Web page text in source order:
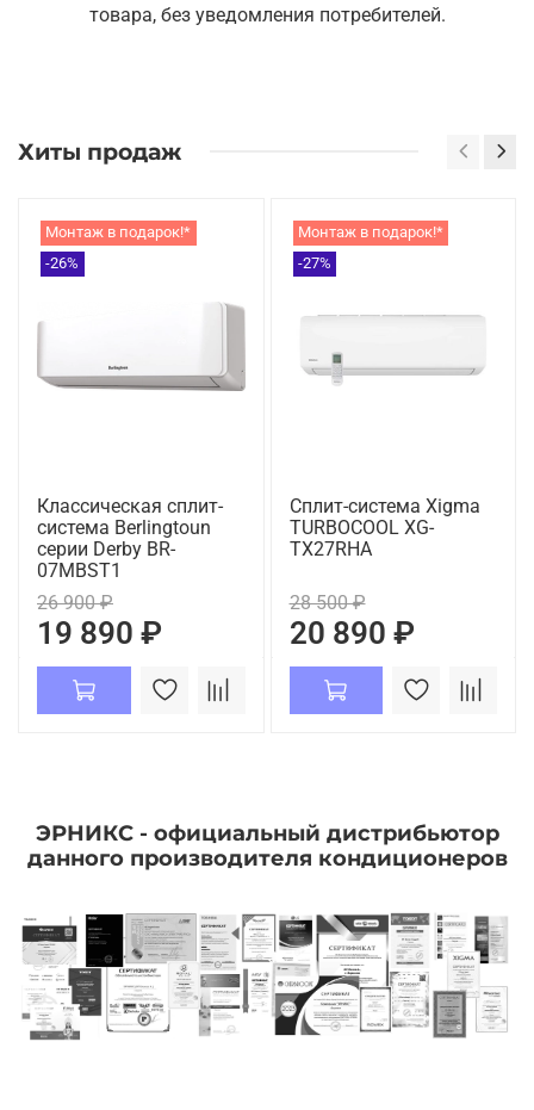
товара, без уведомления потребителей.
Хиты продаж
Монтаж в подарок!*
-26%
Классическая сплит-
система Berlingtoun
серии Derby BR-
07MBST1
26 900 ₽
19 890 ₽
Монтаж в подарок!*
-27%
Сплит-система Xigma
TURBOCOOL XG-
TX27RHA
28 500 ₽
20 890 ₽
ЭРНИКС - официальный дистрибьютор
данного производителя кондиционеров